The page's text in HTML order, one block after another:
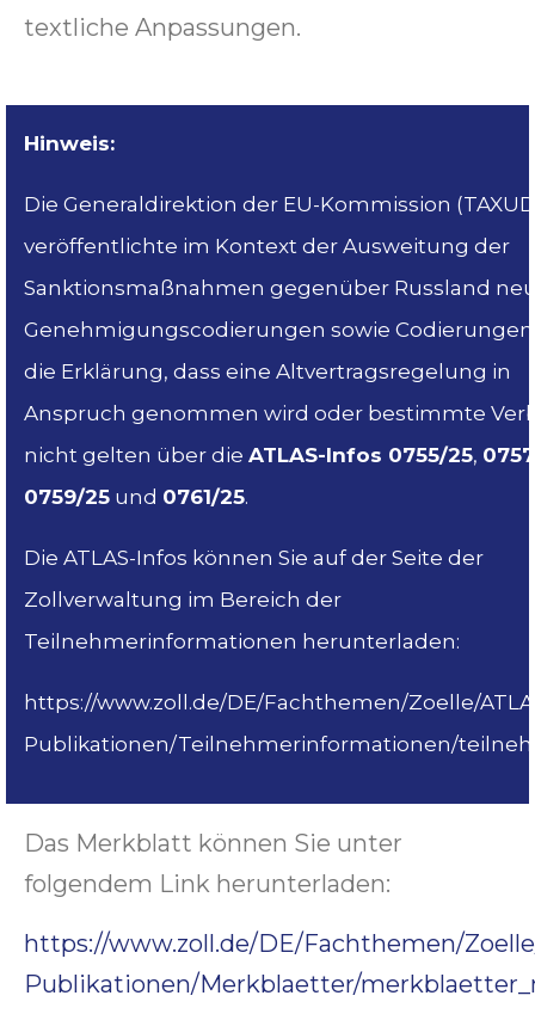
textliche Anpassungen.
Hinweis:
Die Generaldirektion der EU-Kommission
veröffentlichte im Kontext der Ausweitung der
Sanktionsmaßnahmen gegenüber Russland
Genehmigungscodierungen sowie
die Erklärung, dass eine Altvertragsregelung in
Anspruch genommen wird oder bestimmte
nicht gelten über die ATLAS-Infos 0755/25,
0759/25 und 0761/25.
Die ATLAS-Infos können Sie auf der Seite der
Zollverwaltung im Bereich der
Teilnehmerinformationen herunterladen:
https://www.zoll.de/DE/Fachthemen/Zoelle/
Publikationen/Teilnehmerinformationen/
Das Merkblatt können Sie unter
folgendem Link herunterladen:
https://www.zoll.de/DE/Fachthemen/
Publikationen/Merkblaetter/